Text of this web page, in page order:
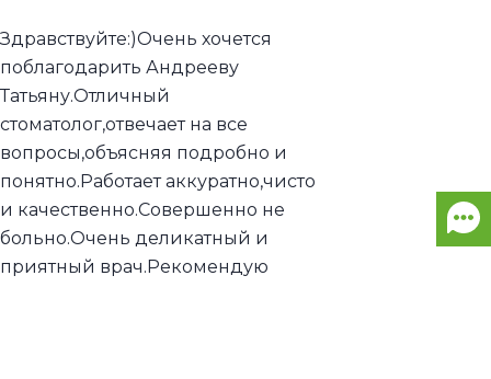
Здравствуйте:)Очень хочется
поблагодарить Андрееву
Татьяну.Отличный
стоматолог,отвечает на все
вопросы,объясняя подробно и
понятно.Работает аккуратно,чисто
и качественно.Совершенно не
больно.Очень деликатный и
приятный врач.Рекомендую